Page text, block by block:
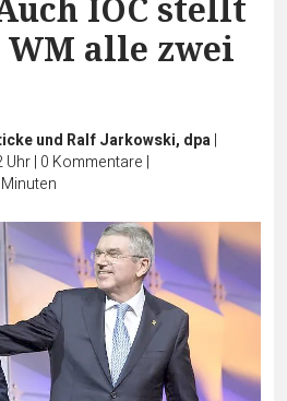
IOC stellt
WM alle zwei
und Ralf Jarkowski, dpa|
Uhr| 0 Kommentare |